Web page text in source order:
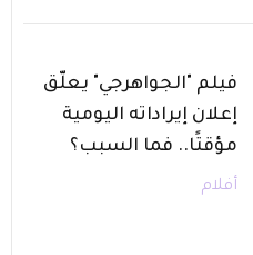
فيلم "الجواهرجي" يعلّق
إعلان إيراداته اليومية
مؤقتًا.. فما السبب؟
أفلام